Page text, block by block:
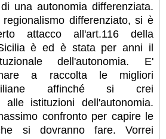
una autonomia differenziata.
differenziato, si è
attacco all'art.116 della
è ed è stata per anni il
dell'autonomia. E'
a raccolta le migliori
affinché si crei
alle istituzioni dell'autonomia.
confronto per capire le
si dovranno fare. Vorrei